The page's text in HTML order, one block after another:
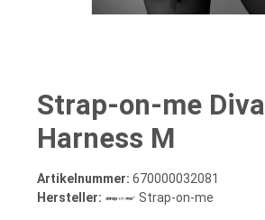
Strap-on-me Diva
Harness M
Artikelnummer: 670000032081
Hersteller:
Strap-on-me